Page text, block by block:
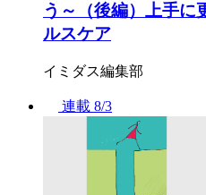
う～（後編）上手に
ルスケア
イミダス編集部
連載 8/3